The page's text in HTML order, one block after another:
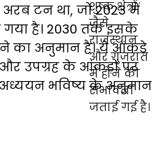
टन था, जो 2023 में
है। 2030 तक इसके
का अनुमान है। ये आंकड़े
उपग्रह के आंकड़ों पर
भविष्य के अनुमान